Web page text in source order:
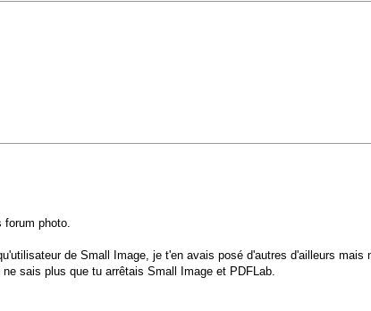
photo.
de Small Image, je t'en avais posé d'autres d'ailleurs mais
sais plus que tu arrêtais Small Image et PDFLab.